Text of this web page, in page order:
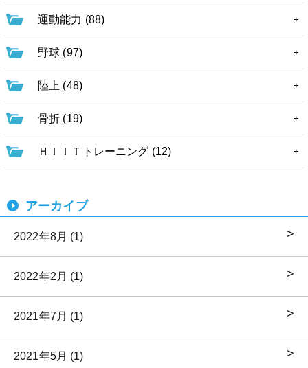
運動能力 (88)
野球 (97)
陸上 (48)
骨折 (19)
ＨＩＩＴトレーニング (12)
アーカイブ
2022年8月 (1)
2022年2月 (1)
2021年7月 (1)
2021年5月 (1)